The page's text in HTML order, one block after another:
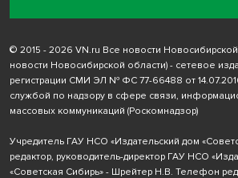
© 2015 - 2026 VN.ru Все новости
новости Новосибирской области) - сетевое
регистрации СМИ ЭЛ № ФС 77-66488 от
службой по надзору в сфере связи,
массовых коммуникаций (Роскомнадзор)
Учредитель ГАУ НСО «Издательский дом
редактор, руководитель-директор ГАУ НСО
«Советская Сибирь» - Шрейтер Н.В. Телефон